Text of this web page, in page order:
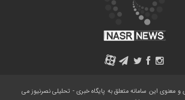
A
و معنوی این سامانه متعلق به پایگاه خبری - تحلیلی نصرنیوز می